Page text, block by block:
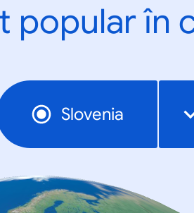
popular în
Slovenia